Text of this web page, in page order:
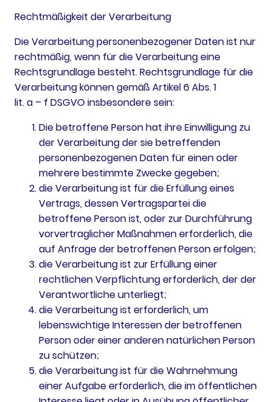
Rechtmäßigkeit der Verarbeitung
Die Verarbeitung personenbezogener Daten ist nur
rechtmäßig, wenn für die Verarbeitung eine
Rechtsgrundlage besteht. Rechtsgrundlage für die
Verarbeitung können gemäß Artikel 6 Abs. 1
lit. a – f DSGVO insbesondere sein:
Die betroffene Person hat ihre Einwilligung zu
der Verarbeitung der sie betreffenden
personenbezogenen Daten für einen oder
mehrere bestimmte Zwecke gegeben;
die Verarbeitung ist für die Erfüllung eines
Vertrags, dessen Vertragspartei die
betroffene Person ist, oder zur Durchführung
vorvertraglicher Maßnahmen erforderlich, die
auf Anfrage der betroffenen Person erfolgen;
die Verarbeitung ist zur Erfüllung einer
rechtlichen Verpflichtung erforderlich, der der
Verantwortliche unterliegt;
die Verarbeitung ist erforderlich, um
lebenswichtige Interessen der betroffenen
Person oder einer anderen natürlichen Person
zu schützen;
die Verarbeitung ist für die Wahrnehmung
einer Aufgabe erforderlich, die im öffentlichen